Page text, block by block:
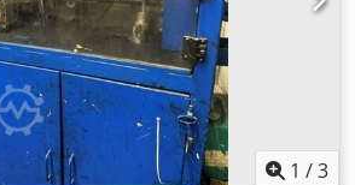
1 /3